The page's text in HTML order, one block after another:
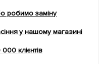
робимо заміну
у нашому магазині
клієнтів